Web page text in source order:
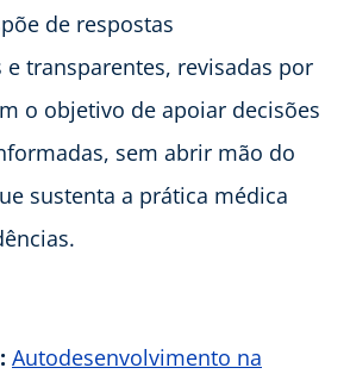
de respostas
e transparentes, revisadas por
o objetivo de apoiar decisões
sem abrir mão do
sustenta a prática médica
Autodesenvolvimento na